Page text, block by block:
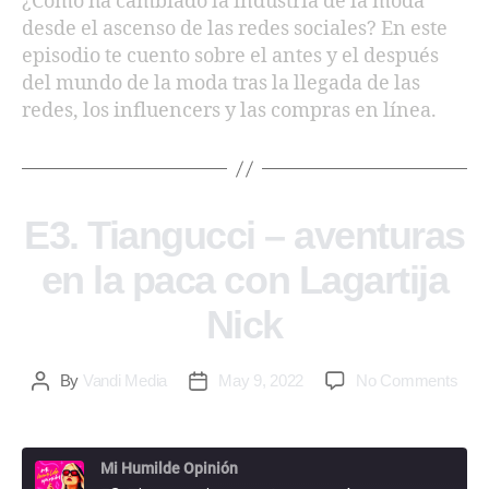
EMBED
desde el ascenso de las redes sociales? En este
episodio te cuento sobre el antes y el después
del mundo de la moda tras la llegada de las
redes, los influencers y las compras en línea.
E3. Tiangucci – aventuras
en la paca con Lagartija
Nick
By Vandi Media May 9, 2022 No Comments
Mi Humilde Opinión